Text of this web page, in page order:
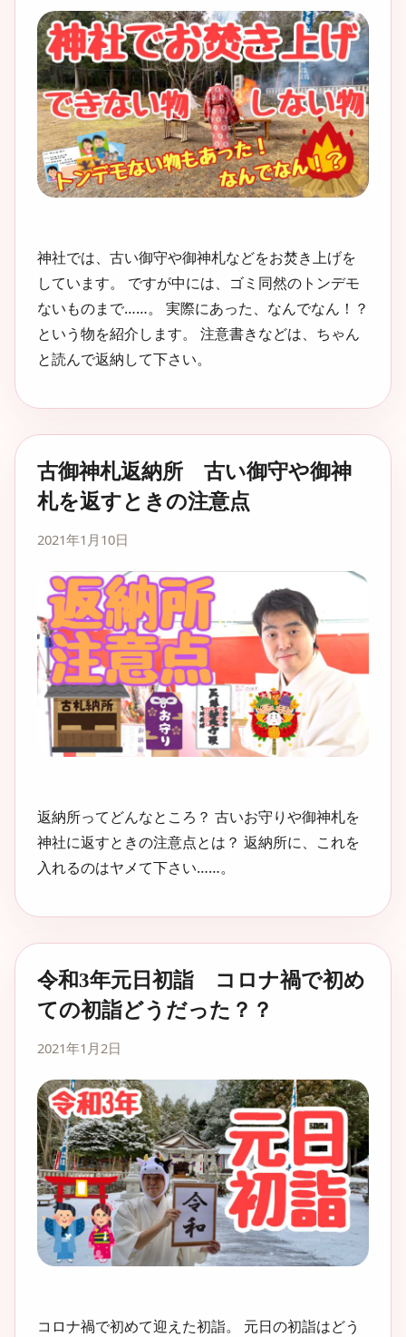
神社では、古い御守や御神札などをお焚き上げを
しています。 ですが中には、ゴミ同然のトンデモ
ないものまで……。 実際にあった、なんでなん！？
という物を紹介します。 注意書きなどは、ちゃん
と読んで返納して下さい。
古御神札返納所 古い御守や御神
札を返すときの注意点
2021年1月10日
返納所ってどんなところ？ 古いお守りや御神札を
神社に返すときの注意点とは？ 返納所に、これを
入れるのはヤメて下さい……。
令和3年元日初詣 コロナ禍で初め
ての初詣どうだった？？
2021年1月2日
コロナ禍で初めて迎えた初詣。 元日の初詣はどう